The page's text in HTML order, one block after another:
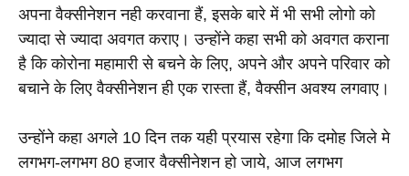
अपना वैक्सीनेशन नही करवाना हैं, इसके बारे में भी सभी लोगो को
ज्यादा से ज्यादा अवगत कराए। उन्होंने कहा सभी को अवगत कराना
है कि कोरोना महामारी से बचने के लिए, अपने और अपने परिवार को
बचाने के लिए वैक्सीनेशन ही एक रास्ता हैं, वैक्सीन अवश्य लगवाए।
उन्होंने कहा अगले 10 दिन तक यही प्रयास रहेगा कि दमोह जिले मे
लगभग-लगभग 80 हजार वैक्सीनेशन हो जाये, आज लगभग